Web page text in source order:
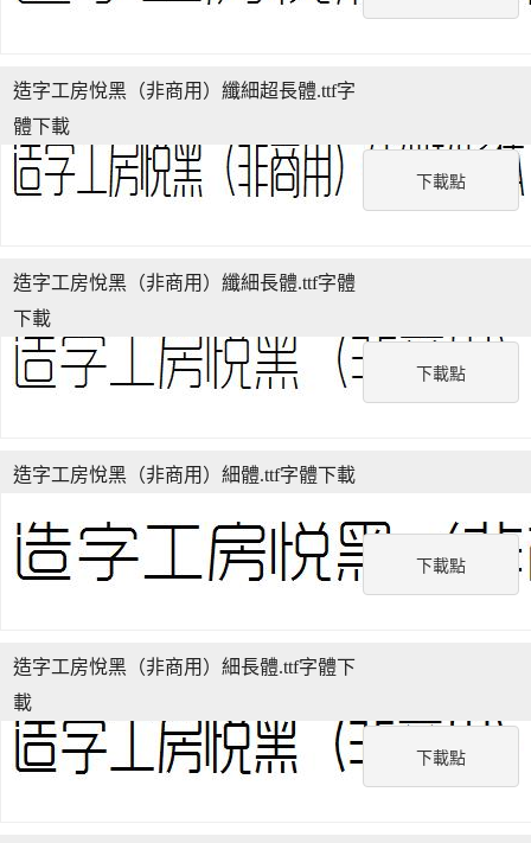
下載點
造字工房悅黑（非商用）纖細超長體.ttf字
體下載
下載點
造字工房悅黑（非商用）纖細長體.ttf字體
下載
下載點
造字工房悅黑（非商用）細體.ttf字體下載
下載點
造字工房悅黑（非商用）細長體.ttf字體下
載